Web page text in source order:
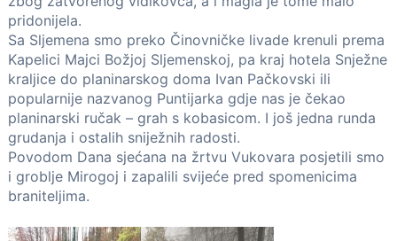
pridonijela.
Sa Sljemena smo preko Činovničke livade krenuli prema
Kapelici Majci Božjoj Sljemenskoj, pa kraj hotela Snježne
kraljice do planinarskog doma Ivan Pačkovski ili
popularnije nazvanog Puntijarka gdje nas je čekao
planinarski ručak – grah s kobasicom. I još jedna runda
grudanja i ostalih sniježnih radosti.
Povodom Dana sjećana na žrtvu Vukovara posjetili smo
i groblje Mirogoj i zapalili svijeće pred spomenicima
braniteljima.